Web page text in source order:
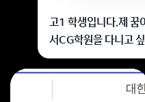
고1 학생입니다.제 꿈
서CG학원을 다니고
요근데도 그냥 바로
러스트 자격증 따고 가
도 된다고 해서미술